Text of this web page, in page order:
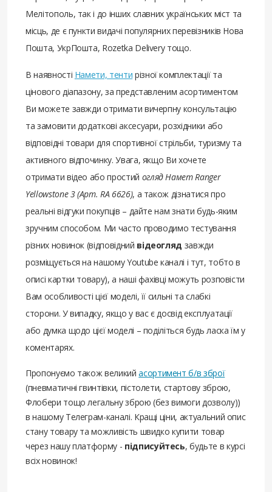
Мелітополь, так і до інших славних українських міст та
місць, де є пункти видачі популярних перевізників Нова
Пошта, УкрПошта, Rozetka Delivery тощо.
В наявності Намети, тенти різної комплектації та
цінового діапазону, за представленим асортиментом
Ви можете завжди отримати вичерпну консультацію
та замовити додаткові аксесуари, розхідники або
відповідні товари для спортивної стрільби, туризму та
активного відпочинку. Увага, якщо Ви хочете
отримати відео або простий огляд Намет Ranger
Yellowstone 3 (Арт. RA 6626), а також дізнатися про
реальні відгуки покупців – дайте нам знати будь-яким
зручним способом. Ми часто проводимо тестування
різних новинок (відповідний відеогляд завжди
розміщується на нашому Youtube каналі і тут, тобто в
описі картки товару), а наші фахівці можуть розповісти
Вам особливості цієї моделі, її сильні та слабкі
сторони. У випадку, якщо у вас є досвід експлуатації
або думка щодо цієї моделі – поділіться будь ласка їм у
коментарях.
Пропонуємо також великийасортимент б/в зброї
(пневматичні гвинтівки, пістолети, стартову зброю,
Флобери тощо легальну зброю (без вимоги дозволу))
в нашому Телеграм-каналі. Кращі ціни, актуальний опис
стану товару та можливість швидко купити товар
через нашу платформу - підписуйтесь, будьте в курсі
всіх новинок!